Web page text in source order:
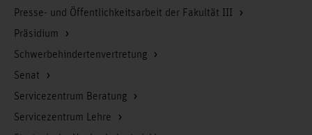
Presse- und Öffentlichkeitsarbeit der Fakultät III
Präsidium
Schwerbehindertenvertretung
Senat
Servicezentrum Beratung
Servicezentrum Lehre